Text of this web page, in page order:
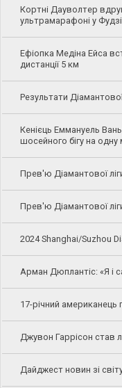
Кортні Дауволтер
ультрамарафоні у Фудзі
Ефіопка Медіна Ейса
дистанції 5 км
Результати
Кенієць Еммануель
шосейного бігу на
Прев'ю Діамантової
Прев'ю Діамантової
2024 Shanghai/Suzhou
Арман Дюплантіс: «Я і
17-річний американець
Джувон Гаррісон став
Дайджест новин зі